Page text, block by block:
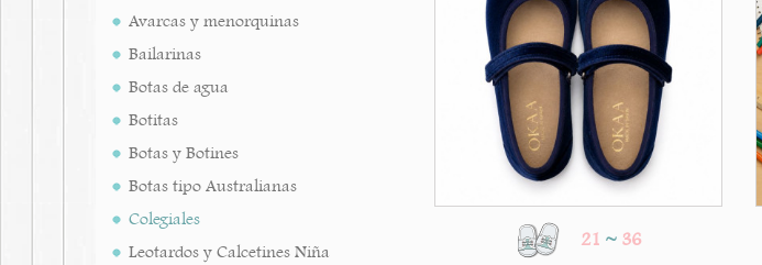
Avarcas y menorquinas
Bailarinas
Botas de agua
Botitas
Botas y Botines
Botas tipo Australianas
Colegiales
Leotardos y Calcetines Niña
21 ~36